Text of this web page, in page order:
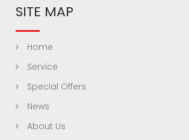
SITE MAP
Home
Service
Special Offers
News
About Us